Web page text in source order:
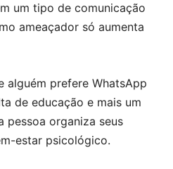
um tipo de comunicação
ameaçador só aumenta
alguém prefere WhatsApp
de educação e mais um
pessoa organiza seus
estar psicológico.